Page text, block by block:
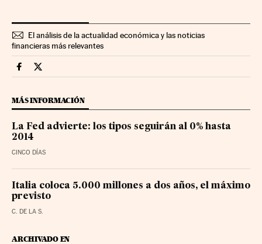
El análisis de la actualidad económica y las noticias
financieras más relevantes
Mercados Financieros Cinco Días en Facebook
Mercados Financieros Cinco Días en Twitter
MÁS INFORMACIÓN
La Fed advierte: los tipos seguirán al 0% hasta
2014
CINCO DÍAS
Italia coloca 5.000 millones a dos años, el máximo
previsto
C. DE LA S.
ARCHIVADO EN